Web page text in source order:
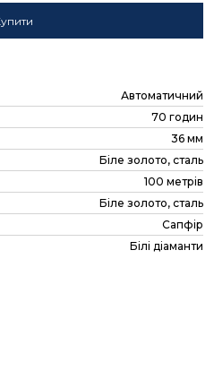
Автоматичний
70 годин
36 мм
Біле золото, сталь
100 метрів
Біле золото, сталь
Сапфір
Білі діаманти